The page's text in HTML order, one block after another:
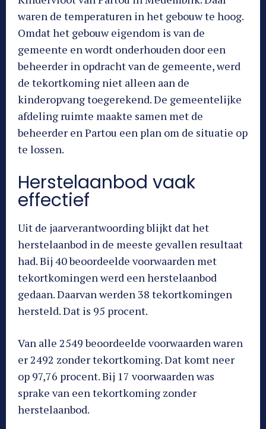
waren de temperaturen in het gebouw te hoog.
Omdat het gebouw eigendom is van de
gemeente en wordt onderhouden door een
beheerder in opdracht van de gemeente, werd
de tekortkoming niet alleen aan de
kinderopvang toegerekend. De gemeentelijke
afdeling ruimte maakte samen met de
beheerder en Partou een plan om de situatie op
te lossen.
Herstelaanbod vaak
effectief
Uit de jaarverantwoording blijkt dat het
herstelaanbod in de meeste gevallen resultaat
had. Bij 40 beoordeelde voorwaarden met
tekortkomingen werd een herstelaanbod
gedaan. Daarvan werden 38 tekortkomingen
hersteld. Dat is 95 procent.
Van alle 2549 beoordeelde voorwaarden waren
er 2492 zonder tekortkoming. Dat komt neer
op 97,76 procent. Bij 17 voorwaarden was
sprake van een tekortkoming zonder
herstelaanbod.